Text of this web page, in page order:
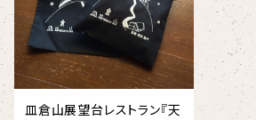
皿倉山展望台レストラン『天